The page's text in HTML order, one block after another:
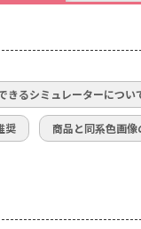
きるシミュレーターについ
奨 商品と同系色画